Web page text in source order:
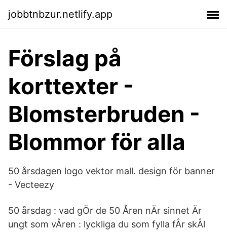
jobbtnbzur.netlify.app
Förslag på
korttexter -
Blomsterbruden -
Blommor för alla
50 årsdagen logo vektor mall. design för banner
- Vecteezy
50 årsdag : vad gÖr de 50 Åren nÄr sinnet Är
ungt som vÅren : lyckliga du som fylla fÅr skÅl